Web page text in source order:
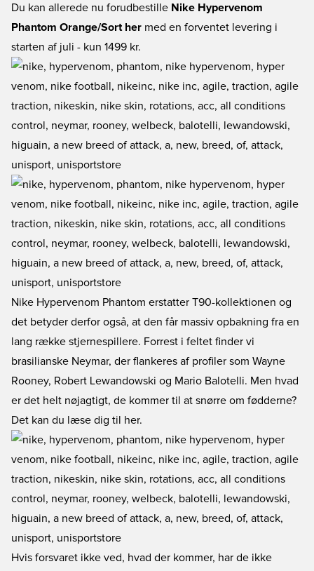
Du kan allerede nu forudbestille Nike Hypervenom
Phantom Orange/Sort her med en forventet levering i
starten af juli - kun 1499 kr.
Nike Hypervenom Phantom erstatter T90-kollektionen og
det betyder derfor også, at den får massiv opbakning fra en
lang række stjernespillere. Forrest i feltet finder vi
brasilianske Neymar, der flankeres af profiler som Wayne
Rooney, Robert Lewandowski og Mario Balotelli. Men hvad
er det helt nøjagtigt, de kommer til at snørre om fødderne?
Det kan du læse dig til her.
Hvis forsvaret ikke ved, hvad der kommer, har de ikke